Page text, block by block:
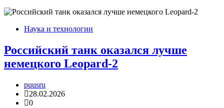
Наука и технологии
Российский танк оказался лучше
немецкого Leopard-2
puusru
28.02.2026
0